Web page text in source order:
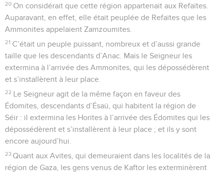
20 On considérait que cette région appartenait aux Refaïtes.
Auparavant, en effet, elle était peuplée de Refaïtes que les
Ammonites appelaient Zamzoumites.
21 C’était un peuple puissant, nombreux et d’aussi grande
taille que les descendants d’Anac. Mais le Seigneur les
extermina à l’arrivée des Ammonites, qui les dépossédèrent
et s’installèrent à leur place.
22 Le Seigneur agit de la même façon en faveur des
Édomites, descendants d’Ésaü, qui habitent la région de
Séir : il extermina les Horites à l’arrivée des Édomites qui les
dépossédèrent et s’installèrent à leur place ; et ils y sont
encore aujourd’hui.
23 Quant aux Avites, qui demeuraient dans les localités de la
région de Gaza, les gens venus de Kaftor les exterminèrent